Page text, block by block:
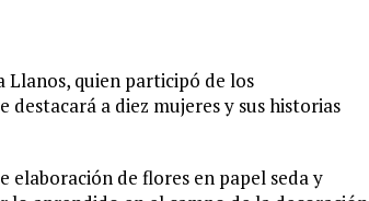
Llanos, quien participó de los
destacará a diez mujeres y sus historias
elaboración de flores en papel seda y